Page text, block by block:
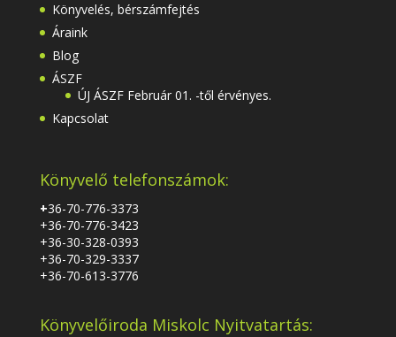
Könyvelés, bérszámfejtés
Áraink
Blog
ÁSZF
ÚJ ÁSZF Február 01. -től érvényes.
Kapcsolat
Könyvelő telefonszámok:
+36-70-776-3373
+36-70-776-3423
+36-30-328-0393
+36-70-329-3337
+36-70-613-3776
Könyvelőiroda Miskolc Nyitvatartás: